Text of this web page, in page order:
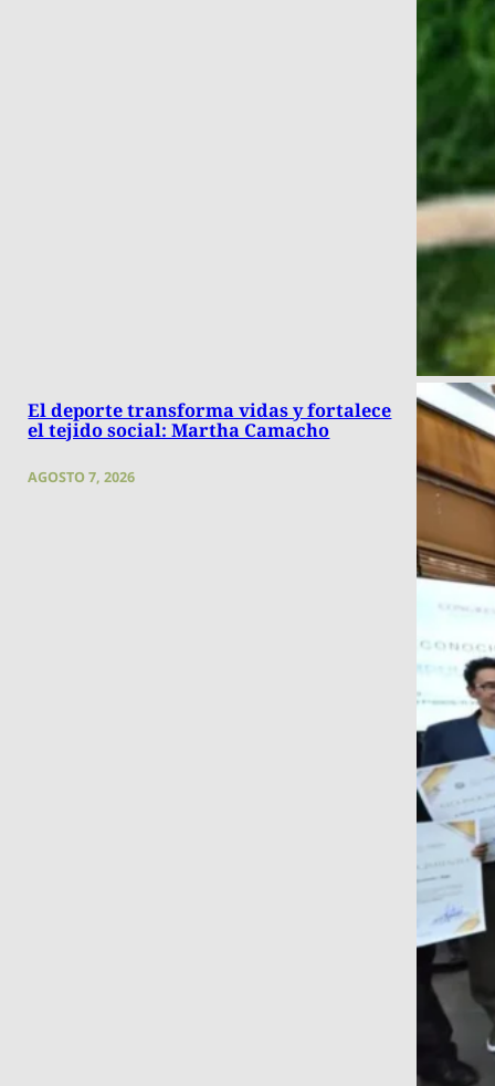
El deporte transforma vidas y fortalece
el tejido social: Martha Camacho
AGOSTO 7, 2026